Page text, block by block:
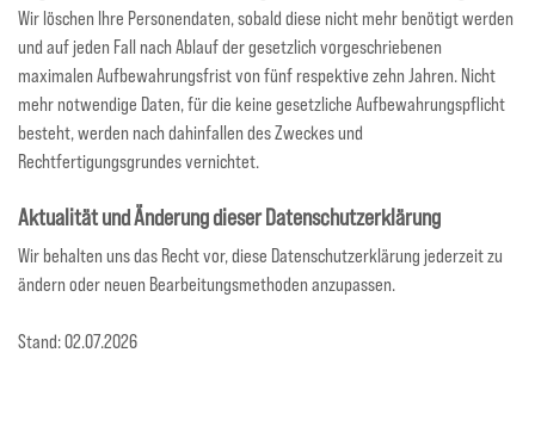
Wir löschen Ihre Personendaten, sobald diese nicht mehr benötigt werden
und auf jeden Fall nach Ablauf der gesetzlich vorgeschriebenen
maximalen Aufbewahrungsfrist von fünf respektive zehn Jahren. Nicht
mehr notwendige Daten, für die keine gesetzliche Aufbewahrungspflicht
besteht, werden nach dahinfallen des Zweckes und
Rechtfertigungsgrundes vernichtet.
Aktualität und Änderung dieser Datenschutzerklärung
Wir behalten uns das Recht vor, diese Datenschutzerklärung jederzeit zu
ändern oder neuen Bearbeitungsmethoden anzupassen.
Stand: 02.07.2026